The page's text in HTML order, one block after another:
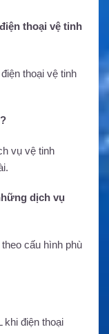
thoại vệ tinh
thoại vệ tinh
vụ vệ tinh
dịch vụ
cấu hình phù
khi điện thoại